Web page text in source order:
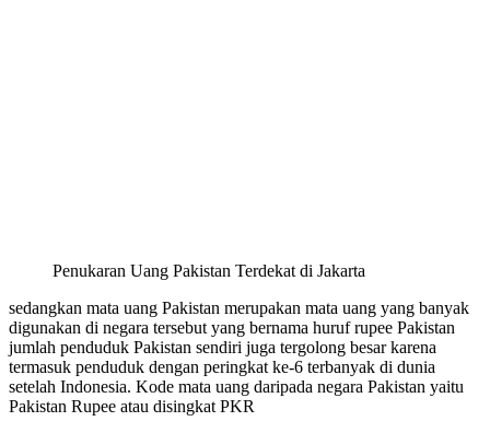
Penukaran Uang Pakistan Terdekat di Jakarta
sedangkan mata uang Pakistan merupakan mata uang yang banyak
digunakan di negara tersebut yang bernama huruf rupee Pakistan
jumlah penduduk Pakistan sendiri juga tergolong besar karena
termasuk penduduk dengan peringkat ke-6 terbanyak di dunia
setelah Indonesia. Kode mata uang daripada negara Pakistan yaitu
Pakistan Rupee atau disingkat PKR